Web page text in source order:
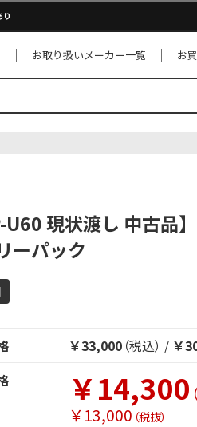
り
お取り扱いメーカー一覧 お
U60 現状渡し 中古品
ーパック
￥33,000 （税込） / ￥
￥14,300
￥13,000 （税抜）